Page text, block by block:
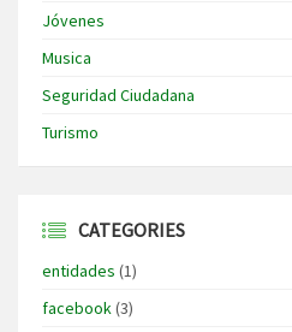
Jóvenes
Musica
Seguridad Ciudadana
Turismo
CATEGORIES
entidades (1)
facebook(3)